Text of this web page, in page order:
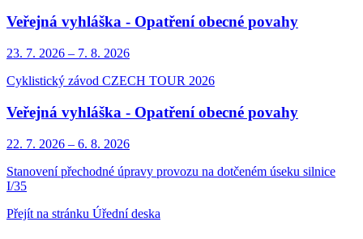
Veřejná vyhláška - Opatření obecné povahy
23. 7. 2026 – 7. 8. 2026
Cyklistický závod CZECH TOUR 2026
Veřejná vyhláška - Opatření obecné povahy
22. 7. 2026 – 6. 8. 2026
Stanovení přechodné úpravy provozu na dotčeném úseku silnice
I/35
Přejít na stránku Úřední deska